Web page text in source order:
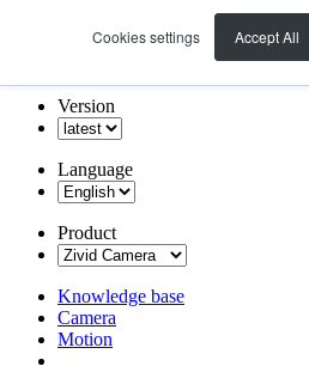
Cookies settings Accept All
Version
Language
Product
Knowledge base
Camera
Motion